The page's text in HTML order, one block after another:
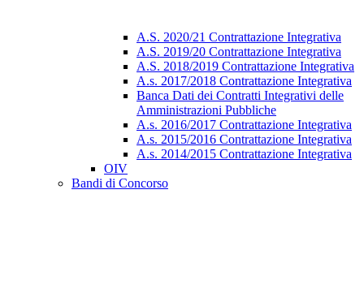
A.S. 2020/21 Contrattazione Integrativa
A.S. 2019/20 Contrattazione Integrativa
A.S. 2018/2019 Contrattazione Integrativa
A.s. 2017/2018 Contrattazione Integrativa
Banca Dati dei Contratti Integrativi delle
Amministrazioni Pubbliche
A.s. 2016/2017 Contrattazione Integrativa
A.s. 2015/2016 Contrattazione Integrativa
A.s. 2014/2015 Contrattazione Integrativa
OIV
Bandi di Concorso